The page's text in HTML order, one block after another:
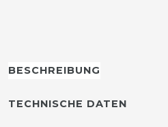
BESCHREIBUNG
TECHNISCHE DATEN